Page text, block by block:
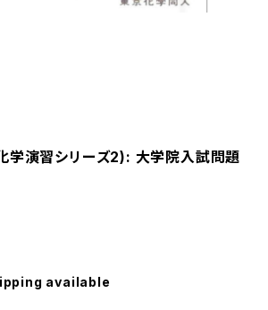
学演習シリーズ2): 大学院入試問題
available